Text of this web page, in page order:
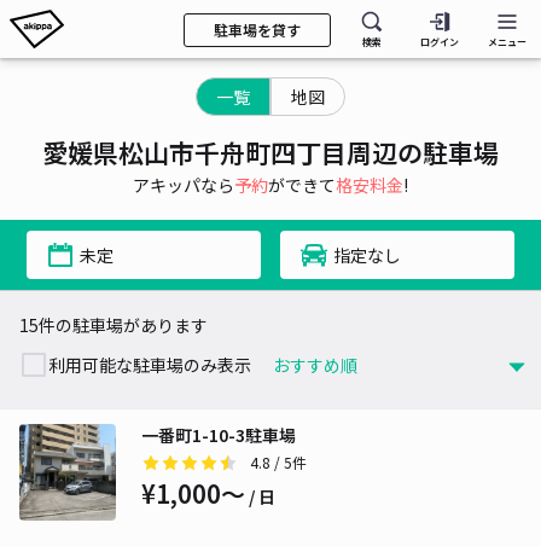
駐車場を貸す
検索 ログイン メニュー
一覧 地図
愛媛県松山市千舟町四丁目周辺の駐車場
アキッパなら予約ができて格安料金!
未定 指定なし
15件の駐車場があります
利用可能な駐車場のみ表示
一番町1-10-3駐車場
4.8 / 5件
¥1,000〜 / 日